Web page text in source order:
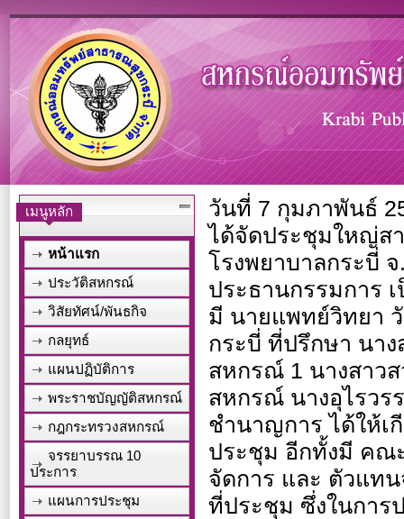
เมนูหลัก
หน้าแรก
ประวัติสหกรณ์
วิสัยทัศน์/พันธกิจ
กลยุทธ์
แผนปฏิบัติการ
พระราชบัญญัติสหกรณ์
กฎกระทรวงสหกรณ์
จรรยาบรรณ 10
ประการ
แผนการประชุม
วันที่ 7 กุมภาพันธ์
ได้จัดประชุมใหญ่ส
โรงพยาบาลกระบี่
ประธานกรรมการ
มี นายแพทย์วิทยา
กระบี่ ที่ปรึกษา นา
สหกรณ์ 1 นางสาว
สหกรณ์ นางอุไรว
ชำนาญการ ได้ให้เ
ประชุม อีกทั้งมี คณ
จัดการ และ ตัวแท
ที่ประชุม ซึ่งในการ